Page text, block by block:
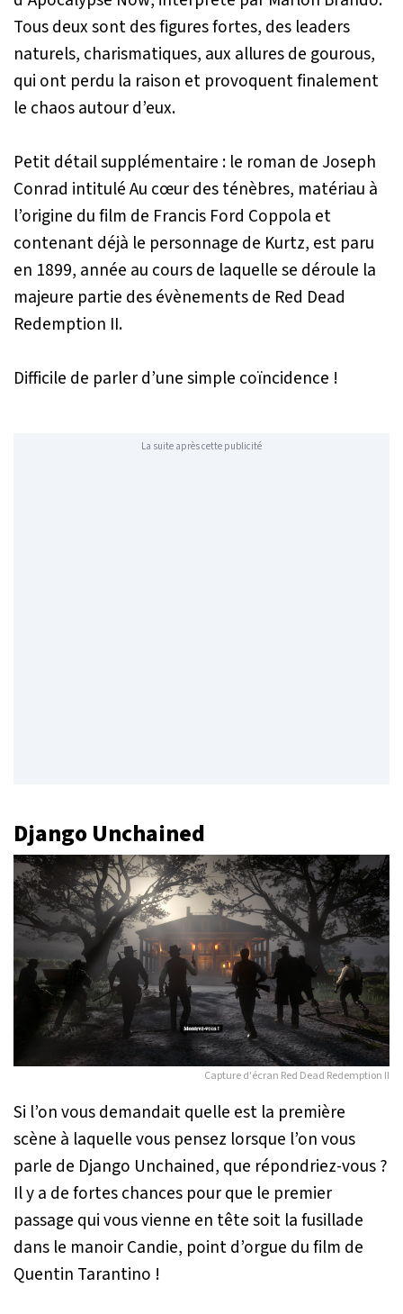
Tous deux sont des figures fortes, des leaders
naturels, charismatiques, aux allures de gourous,
qui ont perdu la raison et provoquent finalement
le chaos autour d’eux.
Petit détail supplémentaire : le roman de Joseph
Conrad intituléAu cœur des ténèbres, matériau à
l’origine du film de Francis Ford Coppola et
contenant déjà le personnage de Kurtz, est paru
en 1899, année au cours de laquelle se déroule la
majeure partie des évènements de Red Dead
Redemption II.
Difficile de parler d’une simple coïncidence !
La suite après cette publicité
Django Unchained
Capture d'écran Red Dead Redemption II
Si l’on vous demandait quelle est la première
scène à laquelle vous pensez lorsque l’on vous
parle de Django Unchained, que répondriez-vous ?
Il y a de fortes chances pour que le premier
passage qui vous vienne en tête soit la fusillade
dans le manoir Candie, point d’orgue du film de
Quentin Tarantino !